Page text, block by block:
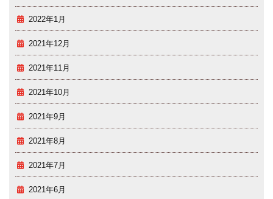
2022年1月
2021年12月
2021年11月
2021年10月
2021年9月
2021年8月
2021年7月
2021年6月